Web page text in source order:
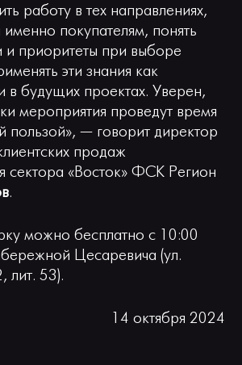
работу в тех направлениях,
покупателям, понять
и приоритеты при выборе
эти знания как
в будущих проектах. Уверен,
мероприятия проведут время
пользой», — говорит директор
продаж
сектора «Восток» ФСК Регион
.
можно бесплатно с 10:00
Цесаревича (ул.
лит. 53).
14 октября 2024